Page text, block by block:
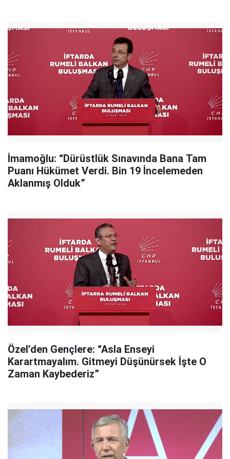
İmamoğlu: “Dürüstlük Sınavında Bana Tam
Puanı Hükümet Verdi. Bin 19 İncelemeden
Aklanmış Olduk”
Özel’den Gençlere: “Asla Enseyi
Karartmayalım. Gitmeyi Düşünürsek İşte O
Zaman Kaybederiz”